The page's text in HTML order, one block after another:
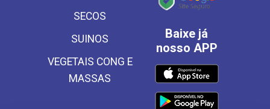
SECOS
SUINOS
VEGETAIS CONG E
MASSAS
Baixe já
nosso APP